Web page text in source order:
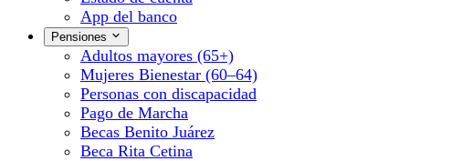
App del banco
Pensiones
Adultos mayores (65+)
Mujeres Bienestar (60–64)
Personas con discapacidad
Pago de Marcha
Becas Benito Juárez
Beca Rita Cetina